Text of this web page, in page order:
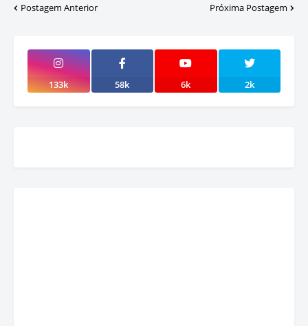
Postagem Anterior Próxima Postagem
133k 58k 6k 2k